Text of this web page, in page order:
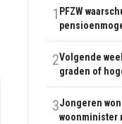
1 PFZW
2Volgende
graden of
3Jongeren
woonminister